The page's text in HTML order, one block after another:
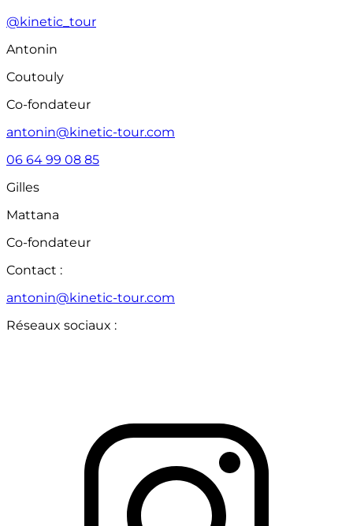
@kinetic_tour
Antonin
Coutouly
Co-fondateur
antonin@kinetic-tour.com
06 64 99 08 85
Gilles
Mattana
Co-fondateur
Contact :
antonin@kinetic-tour.com
Réseaux sociaux :